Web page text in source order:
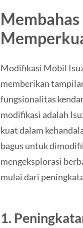
Modifikasi Mobil
memberikan
fungsionalitas
modifikasi adalah
kuat dalam
bagus untuk
mengeksplorasi
mulai dari
1.